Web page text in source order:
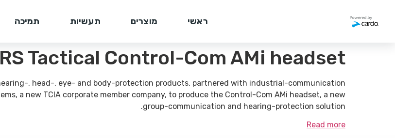
ראשי מוצרים תעשיות תמיכה
Tactical Control-Com AMi headset
, head-, eye- and body-protection products, partnered with industrial-communication
a new TCIA corporate member company, to produce the Control-Com AMi headset, a new
group-communication and hearing-protection solution.
Read more